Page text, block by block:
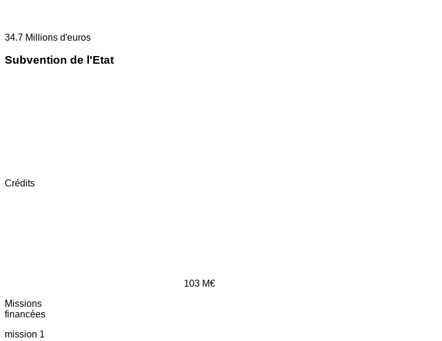
34.7 Millions d'euros
Subvention de l'Etat
Crédits
103 M€
Missions
financées
mission 1